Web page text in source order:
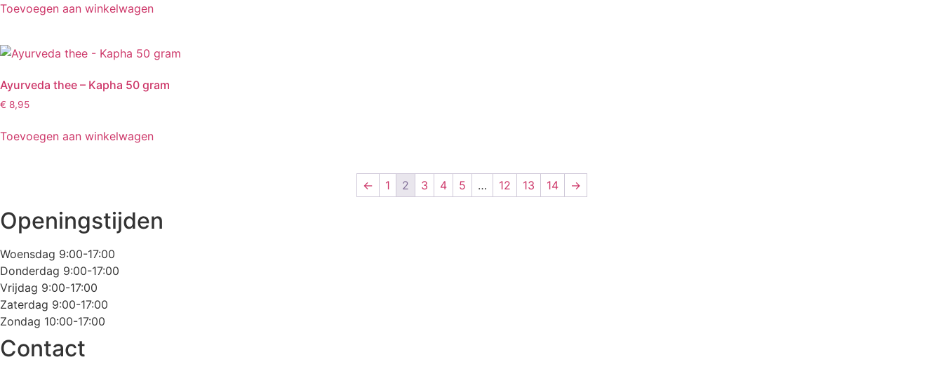
Toevoegen aan winkelwagen
Ayurveda thee – Kapha 50 gram
€ 8,95
Toevoegen aan winkelwagen
← 1 2 3 4 5 … 12 13 14 →
Openingstijden
Woensdag 9:00-17:00
Donderdag 9:00-17:00
Vrijdag 9:00-17:00
Zaterdag 9:00-17:00
Zondag 10:00-17:00
Contact